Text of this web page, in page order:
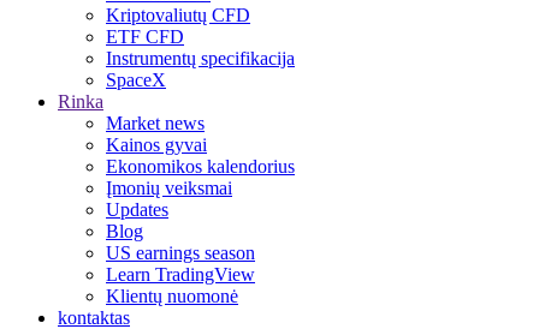
Kriptovaliutų CFD
ETF CFD
Instrumentų specifikacija
SpaceX
Rinka
Market news
Kainos gyvai
Ekonomikos kalendorius
Įmonių veiksmai
Updates
Blog
US earnings season
Learn TradingView
Klientų nuomonė
kontaktas